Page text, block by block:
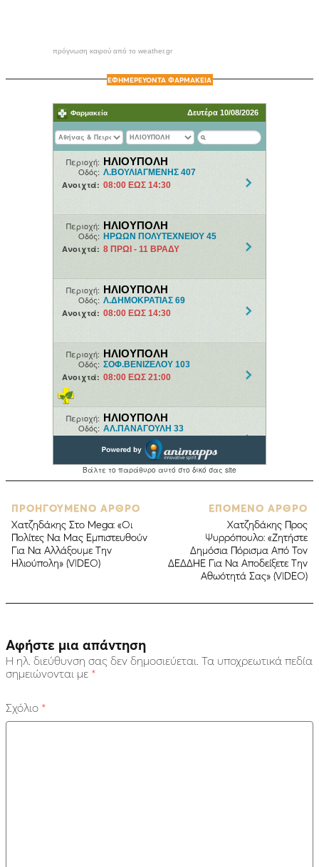
πρόγνωση καιρού από το weather.gr
ΕΦΗΜΕΡΕΥΟΝΤΑ ΦΑΡΜΑΚΕΙΑ
ΠΡΟΗΓΟΥΜΕΝΟ ΑΡΘΡΟ
Xατζηδάκης Στο Mega: «Οι
Πολίτες Να Μας Εμπιστευθούν
Για Να Αλλάξουμε Την
Ηλιούπολη» (VIDEO)
ΕΠΟΜΕΝΟ ΑΡΘΡΟ
Χατζηδάκης Προς
Ψυρρόπουλο: «Ζητήστε
Δημόσια Πόρισμα Από Τον
ΔΕΔΔΗΕ Για Να Αποδείξετε Την
Αθωότητά Σας» (VIDEO)
Αφήστε μια απάντηση
Η ηλ. διεύθυνση σας δεν δημοσιεύεται. Τα υποχρεωτικά πεδία
σημειώνονται με *
Σχόλιο *